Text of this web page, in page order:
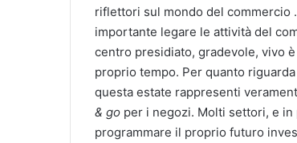
riflettori sul mondo del commercio
importante legare le attività del
centro presidiato, gradevole, vivo
proprio tempo. Per quanto
questa estate rappresenti
& go per i negozi. Molti settori, e
programmare il proprio futuro